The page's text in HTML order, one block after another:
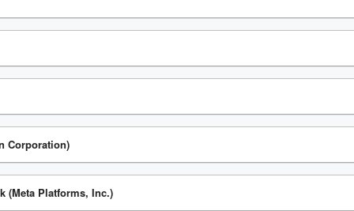
Corporation)
(Meta Platforms, Inc.)